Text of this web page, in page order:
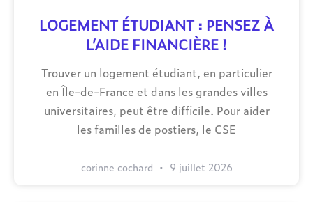
LOGEMENT ÉTUDIANT : PENSEZ À
L’AIDE FINANCIÈRE !
Trouver un logement étudiant, en particulier
en Île-de-France et dans les grandes villes
universitaires, peut être difficile. Pour aider
les familles de postiers, le CSE
corinne cochard 9 juillet 2026